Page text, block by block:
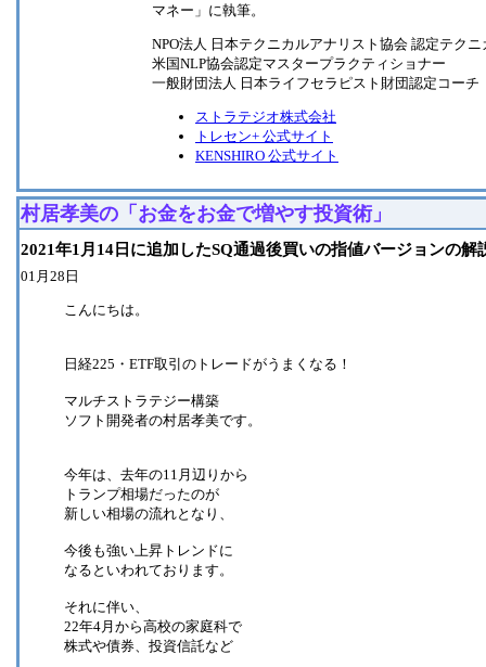
マネー」に執筆。
NPO法人 日本テクニカルアナリスト協会 認定テク
米国NLP協会認定マスタープラクティショナー
一般財団法人 日本ライフセラピスト財団認定コーチ
ストラテジオ株式会社
トレセン+ 公式サイト
KENSHIRO 公式サイト
村居孝美の「お金をお金で増やす投資術」
2021年1月14日に追加したSQ通過後買いの指値バージョンの解
01月28日
こんにちは。
日経225・ETF取引のトレードがうまくなる！
マルチストラテジー構築
ソフト開発者の村居孝美です。
今年は、去年の11月辺りから
トランプ相場だったのが
新しい相場の流れとなり、
今後も強い上昇トレンドに
なるといわれております。
それに伴い、
22年4月から高校の家庭科で
株式や債券、投資信託など